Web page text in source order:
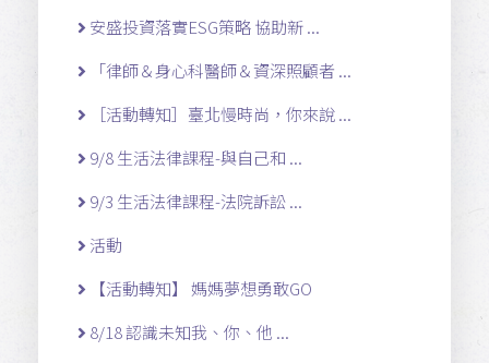
安盛投資落實ESG策略 協助新 ...
「律師＆身心科醫師＆資深照顧者 ...
［活動轉知］臺北慢時尚，你來說 ...
9/8 生活法律課程-與自己和 ...
9/3 生活法律課程-法院訴訟 ...
活動
【活動轉知】 媽媽夢想勇敢GO
8/18 認識未知我、你、他 ...